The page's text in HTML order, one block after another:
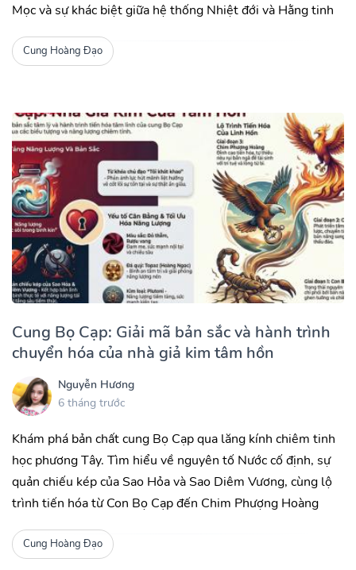
Mọc và sự khác biệt giữa hệ thống Nhiệt đới và Hằng tinh
Cung Hoàng Đạo
Cung Bọ Cạp: Giải mã bản sắc và hành trình
chuyển hóa của nhà giả kim tâm hồn
Nguyễn Hương
6 tháng trước
Khám phá bản chất cung Bọ Cạp qua lăng kính chiêm tinh
học phương Tây. Tìm hiểu về nguyên tố Nước cố định, sự
quản chiếu kép của Sao Hỏa và Sao Diêm Vương, cùng lộ
trình tiến hóa từ Con Bọ Cạp đến Chim Phượng Hoàng
Cung Hoàng Đạo